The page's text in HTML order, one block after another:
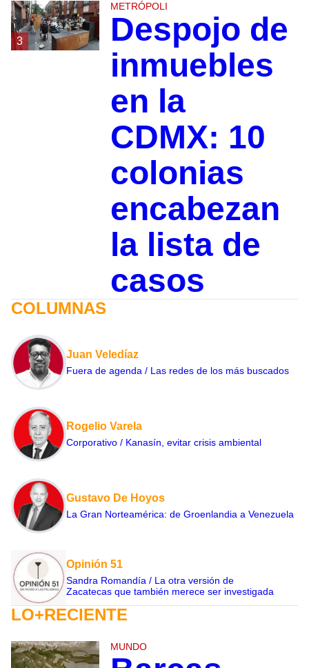
3
METRÓPOLI
Despojo de
inmuebles
en la
CDMX: 10
colonias
encabezan
la lista de
casos
COLUMNAS
Juan Veledíaz
Fuera de agenda / Las redes de los más buscados
Rogelio Varela
Corporativo / Kanasín, evitar crisis ambiental
Gustavo De Hoyos
La Gran Norteamérica: de Groenlandia a Venezuela
Opinión 51
Sandra Romandía / La otra versión de
Zacatecas que también merece ser investigada
LO+RECIENTE
MUNDO